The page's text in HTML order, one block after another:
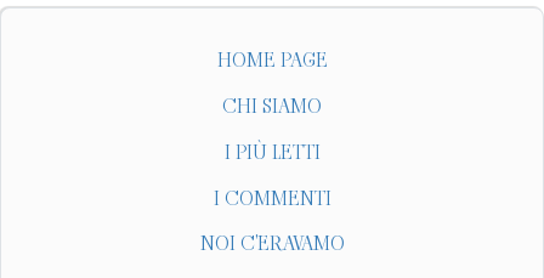
HOME PAGE
CHI SIAMO
I PIÙ LETTI
I COMMENTI
NOI C'ERAVAMO